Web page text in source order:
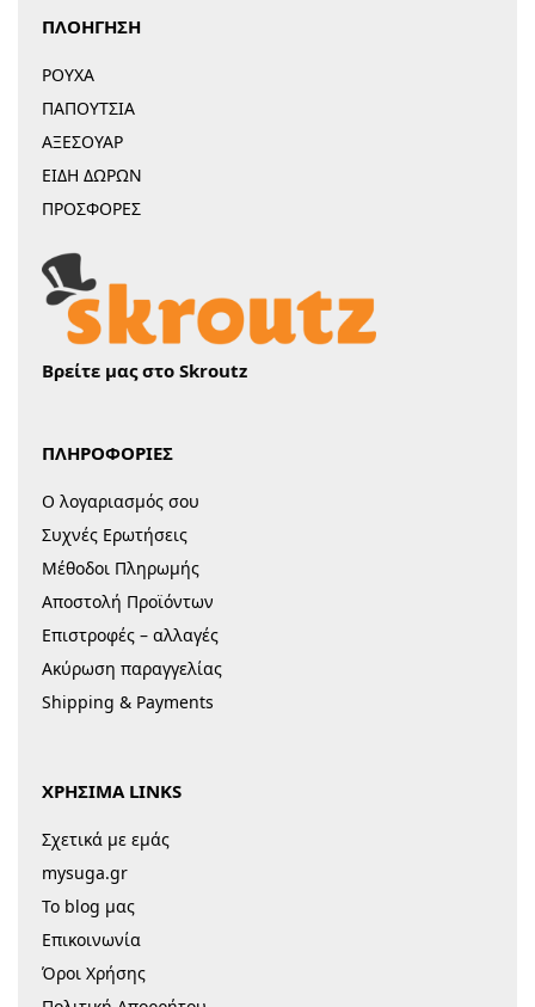
ΠΛΟΗΓΗΣΗ
ΡΟΥΧΑ
ΠΑΠΟΥΤΣΙΑ
ΑΞΕΣΟΥΑΡ
ΕΙΔΗ ΔΩΡΩΝ
ΠΡΟΣΦΟΡΕΣ
Βρείτε μας στο Skroutz
ΠΛΗΡΟΦΟΡΙΕΣ
Ο λογαριασμός σου
Συχνές Ερωτήσεις
Μέθοδοι Πληρωμής
Αποστολή Προϊόντων
Επιστροφές – αλλαγές
Ακύρωση παραγγελίας
Shipping & Payments
ΧΡΗΣΙΜΑ LINKS
Σχετικά με εμάς
mysuga.gr
Το blog μας
Επικοινωνία
Όροι Χρήσης